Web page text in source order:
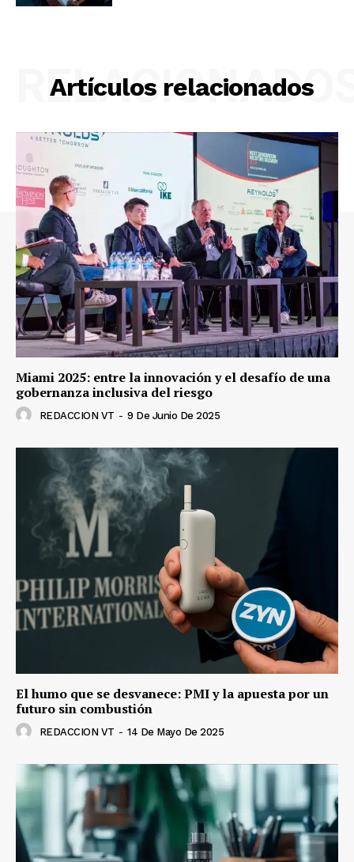
Artículos relacionados
Miami 2025: entre la innovación y el desafío de una
gobernanza inclusiva del riesgo
REDACCION VT - 9 De Junio De 2025
El humo que se desvanece: PMI y la apuesta por un
futuro sin combustión
REDACCION VT - 14 De Mayo De 2025